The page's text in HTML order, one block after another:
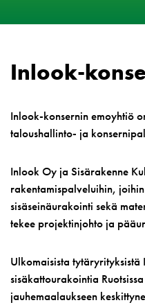
Inlook-
Inlook-konsernin emoyhtiö
taloushallinto- ja
Inlook Oy ja Sisärakenne
rakentamispalveluihin,
sisäseinäurakointi sekä
tekee projektinjohto ja
Ulkomaisista
sisäkattourakointia
jauhemaalaukseen